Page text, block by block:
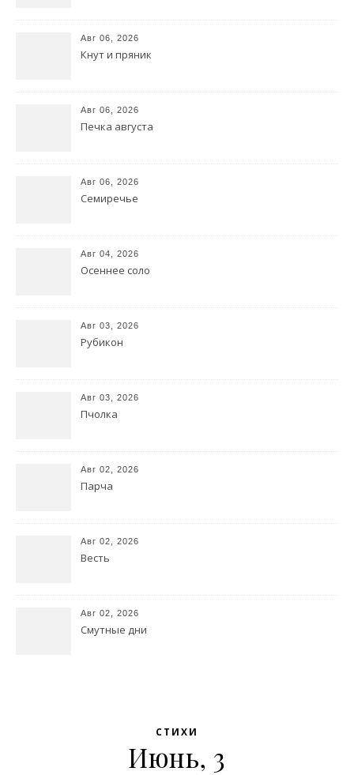
Авг 06, 2026
Кнут и пряник
Авг 06, 2026
Печка августа
Авг 06, 2026
Семиречье
Авг 04, 2026
Осеннее соло
Авг 03, 2026
Рубикон
Авг 03, 2026
Пчолка
Авг 02, 2026
Парча
Авг 02, 2026
Весть
Авг 02, 2026
Смутные дни
СТИХИ
Июнь, 3